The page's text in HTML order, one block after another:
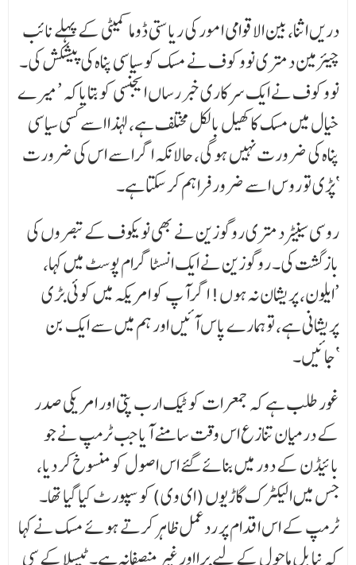
دریں اثنا، بین الاقوامی امور کی ریاستی ڈوما کمیٹی کے پہلے نائب
چیئرمین دمتری نووکوف نے مسک کو سیاسی پناہ کی پیشکش کی۔
نووکوف نے ایک سرکاری خبر رساں ایجنسی کو بتایاکہ ’میرے
خیال میں مسک کا کھیل بالکل مختلف ہے، لہذا اسے کسی سیاسی
پناہ کی ضرورت نہیں ہوگی، حالانکہ اگر اسے اس کی ضرورت
پڑی تو روس اسے ضرور فراہم کر سکتا ہے۔‘
روسی سینیٹر دمتری روگوزین نے بھی نویکوف کے تبصروں کی
بازگشت کی۔ روگوزین نے ایک انسٹاگرام پوسٹ میں کہا،
’ایلون، پریشان نہ ہوں! اگر آپ کو امریکہ میں کوئی بڑی
پریشانی ہے، تو ہمارے پاس آئیں اور ہم میں سے ایک بن
جائیں۔‘
غور طلب ہے کہ جمعرات کو ٹیک ارب پتی اور امریکی صدر
کے درمیان تنازع اس وقت سامنے آیا جب ٹرمپ نے جو
بائیڈن کے دور میں بنائے گئے اس اصول کو منسوخ کر دیا،
جس میں الیکٹرک گاڑیوں (ای وی) کو سپورٹ کیا گیا تھا۔
ٹرمپ کے اس اقدام پر ردعمل ظاہر کرتے ہوئے مسک نے کہا
کہ نیا بل ماحول کے لیے برا اور غیر منصفانہ ہے۔ ٹیسلا کے سی